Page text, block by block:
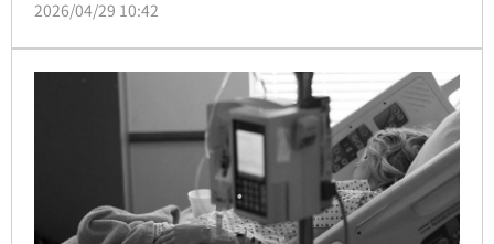
小兒子在家，疑因家中無人，小兒子不明原因從客廳走
樓墜落社區中庭，當場失去生命徵象，送醫搶救仍因傷
重搶救無效宣告不治，檢警今將相驗男童遺體，釐清墜
2026/04/29 10:42